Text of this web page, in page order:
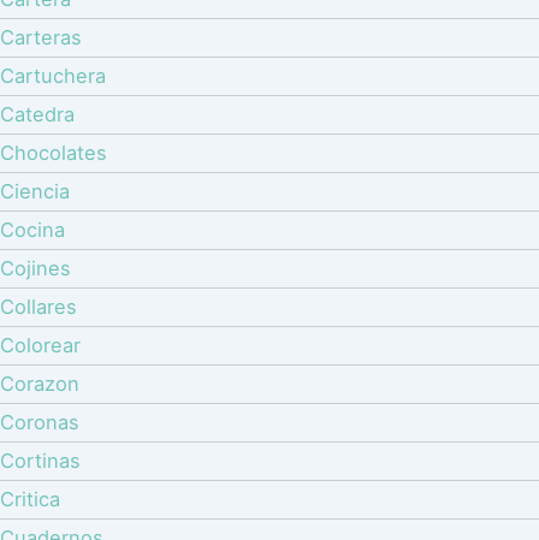
Carteras
Cartuchera
Catedra
Chocolates
Ciencia
Cocina
Cojines
Collares
Colorear
Corazon
Coronas
Cortinas
Critica